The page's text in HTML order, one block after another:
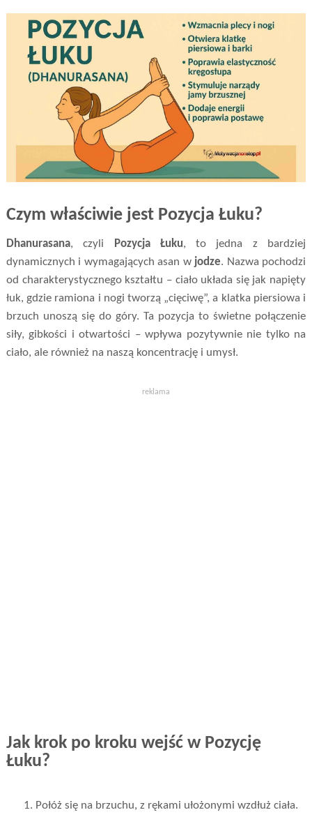
Czym właściwie jest Pozycja Łuku?
Dhanurasana, czyli Pozycja Łuku, to jedna z bardziej
dynamicznych i wymagających asan w jodze. Nazwa pochodzi
od charakterystycznego kształtu – ciało układa się jak napięty
łuk, gdzie ramiona i nogi tworzą „cięciwę”, a klatka piersiowa i
brzuch unoszą się do góry. Ta pozycja to świetne połączenie
siły, gibkości i otwartości – wpływa pozytywnie nie tylko na
ciało, ale również na naszą koncentrację i umysł.
reklama
Jak krok po kroku wejść w Pozycję
Łuku?
1. Połóż się na brzuchu, z rękami ułożonymi wzdłuż ciała.